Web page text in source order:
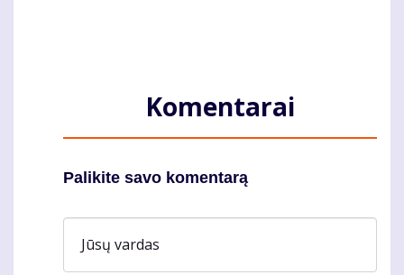
Komentarai
Palikite savo komentarą
Jūsų vardas